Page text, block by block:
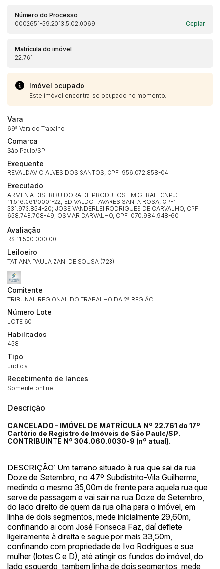
Número do Processo
0002651-59.2013.5.02.0069
Copiar
Matrícula do imóvel
22.761
Imóvel ocupado
Este imóvel encontra-se ocupado no momento.
Vara
69ª Vara do Trabalho
Comarca
São Paulo/SP
Exequente
REVALDAVIO ALVES DOS SANTOS, CPF: 956.072.858-04
Executado
ARMENIA DISTRIBUIDORA DE PRODUTOS EM GERAL, CNPJ:
11.516.061/0001-22; EDIVALDO TAVARES SANTA ROSA, CPF:
331.973.854-20; JOSE VANDERLEI RODRIGUES DE CARVALHO, CPF:
658.748.708-49; OSMAR CARVALHO, CPF: 070.984.948-60
Avaliação
R$ 11.500.000,00
Leiloeiro
TATIANA PAULA ZANI DE SOUSA (723)
Comitente
TRIBUNAL REGIONAL DO TRABALHO DA 2ª REGIÃO
Número Lote
LOTE 60
Habilitados
458
Tipo
Judicial
Recebimento de lances
Somente online
Descrição
CANCELADO - IMÓVEL DE MATRÍCULA Nº 22.761 do 17º
Cartório de Registro de Imóveis de São Paulo/SP.
CONTRIBUINTE Nº 304.060.0030-9 (nº atual).
DESCRIÇÃO: Um terreno situado à rua que sai da rua
Doze de Setembro, no 47º Subdistrito-Vila Guilherme,
medindo o mesmo 35,00m de frente para aquela rua que
serve de passagem e vai sair na rua Doze de Setembro,
do lado direito de quem da rua olha para o imóvel, em
linha de dois segmentos, mede inicialmente 29,60m,
confinando ai com José Fonseca Faz, daí deflete
ligeiramente à direita e segue por mais 33,50m,
confinando com propriedade de Ivo Rodrigues e sua
mulher (lotes C e D), até atingir os fundos do imóvel, do
lado esquerdo, também linha de dois segmentos, mede